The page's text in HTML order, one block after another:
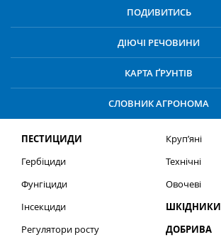
ПОДИВИТИСЬ
ДІЮЧІ РЕЧОВИНИ
КАРТА ҐРУНТІВ
СЛОВНИК АГРОНОМА
ПЕСТИЦИДИ
Гербіциди
Фунгіциди
Інсекциди
Регулятори росту
Круп’яні
Технічні
Овочеві
ШКІДНИКИ
ДОБРИВА